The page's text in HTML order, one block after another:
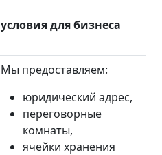
условия для бизнеса
Мы предоставляем:
юридический адрес,
переговорные
комнаты,
ячейки хранения